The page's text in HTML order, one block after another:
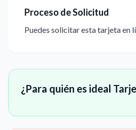
Proceso de Solicitud
Puedes solicitar esta tarjeta en
¿Para quién es ideal